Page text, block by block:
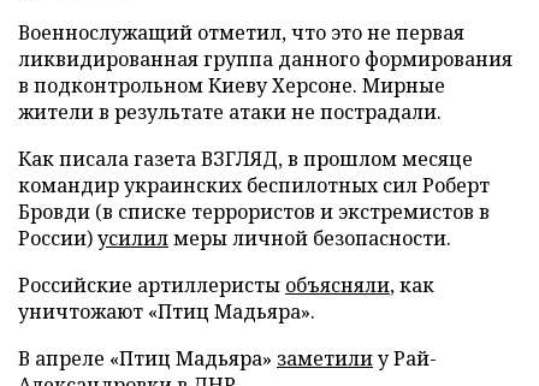
Военнослужащий отметил, что это не первая
ликвидированная группа данного формирования
в подконтрольном Киеву Херсоне. Мирные
жители в результате атаки не пострадали.
Как писала газета ВЗГЛЯД, в прошлом месяце
командир украинских беспилотных сил Роберт
Бровди (в списке террористов и экстремистов в
России)усилилмеры личной безопасности.
Российские артиллеристы объясняли, как
уничтожают «Птиц Мадьяра».
В апреле «Птиц Мадьяра» заметилиу Рай-